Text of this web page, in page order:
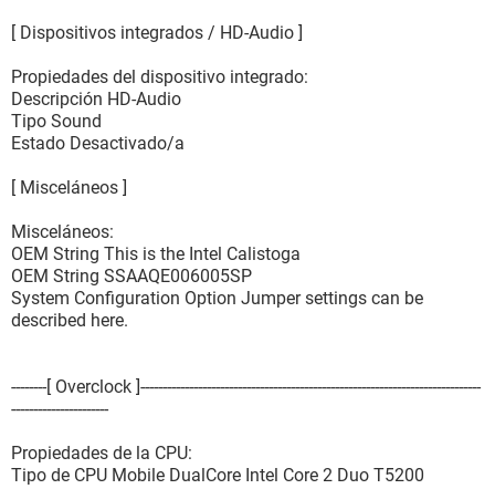
[ Dispositivos integrados / HD-Audio ]
Propiedades del dispositivo integrado:
Descripción HD-Audio
Tipo Sound
Estado Desactivado/a
[ Misceláneos ]
Misceláneos:
OEM String This is the Intel Calistoga
OEM String SSAAQE006005SP
System Configuration Option Jumper settings can be
described here.
--------[ Overclock ]-----------------------------------------------------------------------------
----------------------
Propiedades de la CPU:
Tipo de CPU Mobile DualCore Intel Core 2 Duo T5200